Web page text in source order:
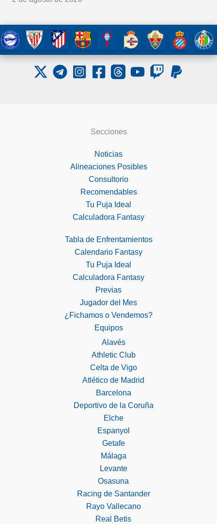
Secciones
Noticias
Alineaciones Posibles
Consultorio
Recomendables
Tu Puja Ideal
Calculadora Fantasy
Tabla de Enfrentamientos
Calendario Fantasy
Tu Puja Ideal
Calculadora Fantasy
Previas
Jugador del Mes
¿Fichamos o Vendemos?
Equipos
Alavés
Athletic Club
Celta de Vigo
Atlético de Madrid
Barcelona
Deportivo de la Coruña
Elche
Espanyol
Getafe
Málaga
Levante
Osasuna
Racing de Santander
Rayo Vallecano
Real Betis